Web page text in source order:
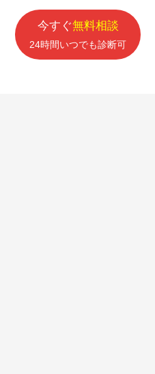
今すぐ無料相談
24時間いつでも診断可